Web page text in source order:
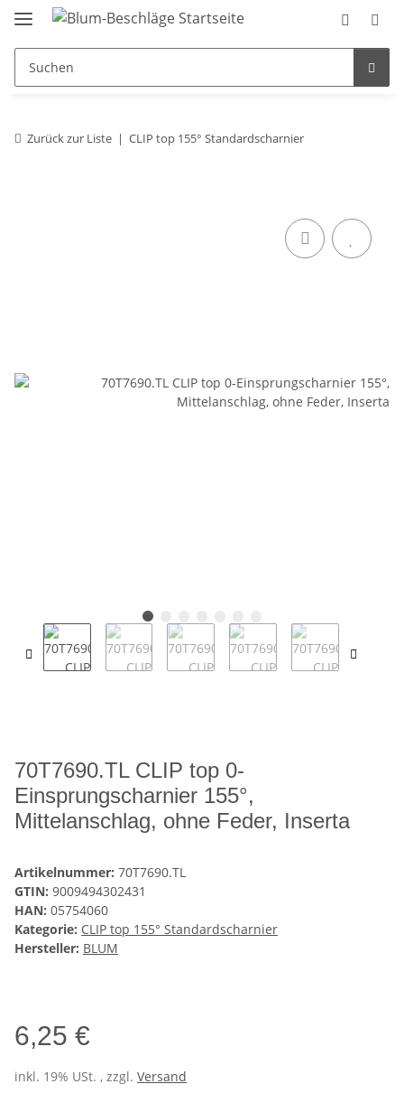
Zurück zur Liste CLIP top 155° Standardscharnier
70T7690.TL CLIP top 0-
Einsprungscharnier 155°,
Mittelanschlag, ohne Feder, Inserta
Artikelnummer: 70T7690.TL
GTIN: 9009494302431
HAN: 05754060
Kategorie: CLIP top 155° Standardscharnier
Hersteller: BLUM
6,25 €
inkl. 19% USt. , zzgl. Versand